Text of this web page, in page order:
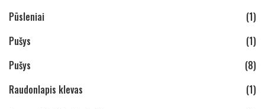
Pūsleniai
(1)
Pušys
(1)
Pušys
(8)
Raudonlapis klevas
(1)